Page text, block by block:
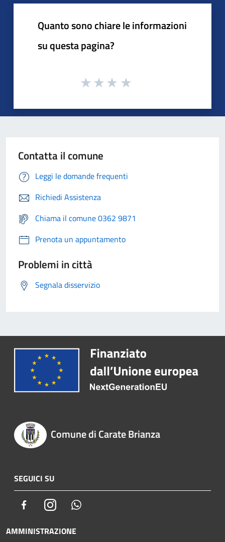
Quanto sono chiare le informazioni
su questa pagina?
Contatta il comune
Leggi le domande frequenti
Richiedi Assistenza
Chiama il comune 0362 9871
Prenota un appuntamento
Problemi in città
Segnala disservizio
Comune di Carate Brianza
SEGUICI SU
FacebookInstagram
AMMINISTRAZIONE